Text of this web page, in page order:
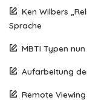
Ken Wilbers
Sprache
MBTI Typen
Aufarbeitung
Remote